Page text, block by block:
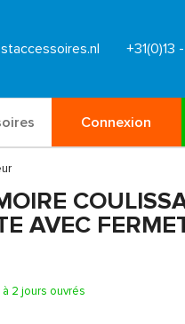
+31(0)13
Connexion
AVEC
à 2 jours ouvrés